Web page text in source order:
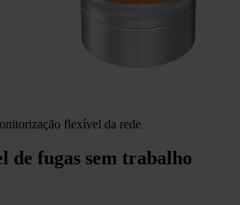
flexível da rede
de fugas sem trabalho